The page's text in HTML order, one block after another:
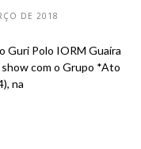
DE 2018
Guri Polo IORM Guaíra
com o Grupo *Ato
na